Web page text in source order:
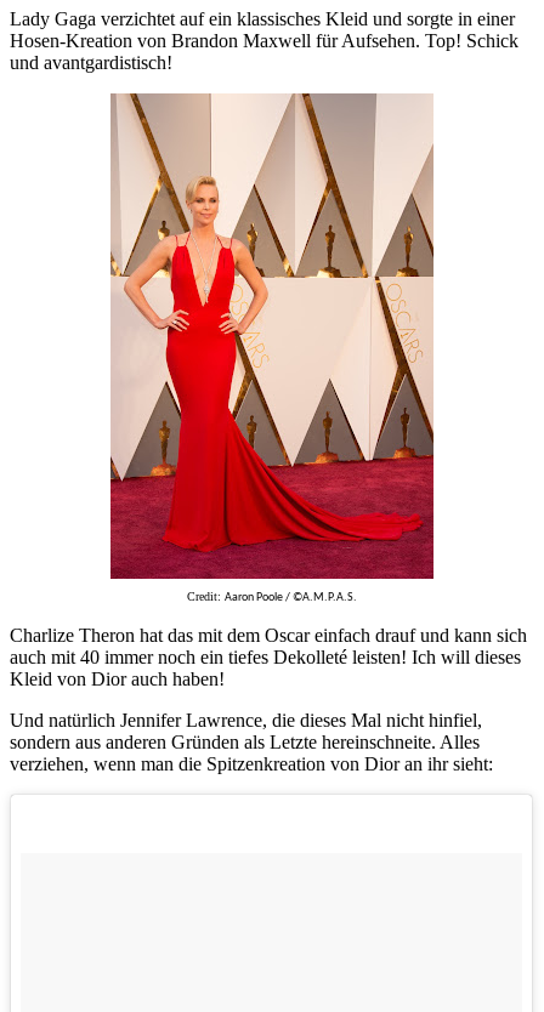
Lady Gaga verzichtet auf ein klassisches Kleid und sorgte in einer
Hosen-Kreation von Brandon Maxwell für Aufsehen. Top! Schick
und avantgardistisch!
Credit: Aaron Poole / ©A.M.P.A.S.
Charlize Theron hat das mit dem Oscar einfach drauf und kann sich
auch mit 40 immer noch ein tiefes Dekolleté leisten! Ich will dieses
Kleid von Dior auch haben!
Und natürlich Jennifer Lawrence, die dieses Mal nicht hinfiel,
sondern aus anderen Gründen als Letzte hereinschneite. Alles
verziehen, wenn man die Spitzenkreation von Dior an ihr sieht: